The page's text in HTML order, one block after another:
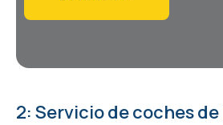
2: Servicio de coches